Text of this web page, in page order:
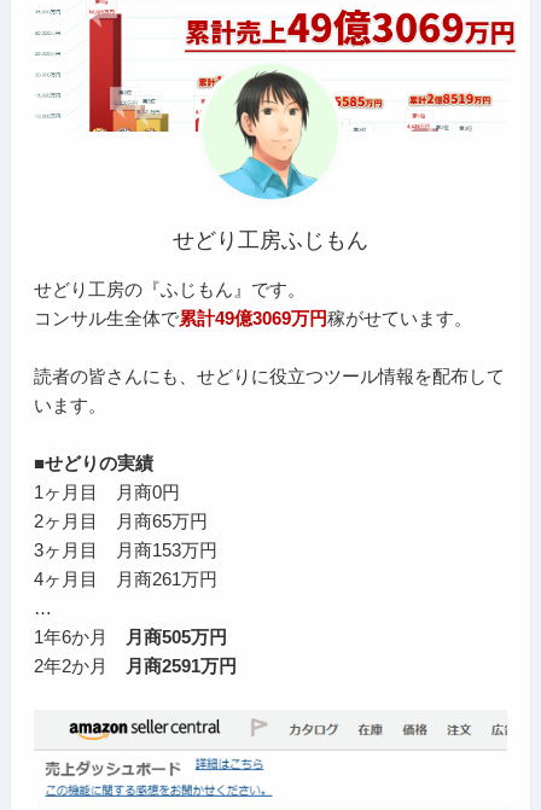
せどり工房ふじもん
せどり工房の『ふじもん』です。
コンサル生全体で累計49億3069万円稼がせています。
読者の皆さんにも、せどりに役立つツール情報を配布して
います。
■せどりの実績
1ヶ月目 月商0円
2ヶ月目 月商65万円
3ヶ月目 月商153万円
4ヶ月目 月商261万円
…
1年6か月
月商505万円
2年2か月
月商2591万円